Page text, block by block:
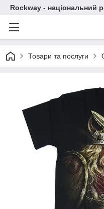
Rockway - національний
Товари та послуги